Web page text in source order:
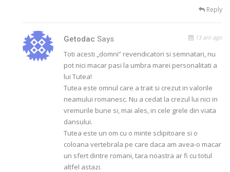
Reply
GetodacSays 13 ani ago
Toti acesti „domni” revendicatori si semnatari, nu
pot nici macar pasi la umbra marei personalitati a
lui Tutea!
Tutea este omnul care a trait si crezut in valorile
neamului romanesc. Nu a cedat la crezul lui nici in
vremurile bune si, mai ales, in cele grele din viata
dansului.
Tutea este un om cu o minte sclipitoare si o
coloana vertebrala pe care daca am avea-o macar
un sfert dintre romani, tara noastra ar fi cu totul
altfel astazi.